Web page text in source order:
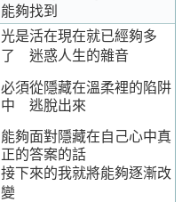
能夠找到
光是活在現在就已經夠多
了 迷惑人生的雜音
必須從隱藏在溫柔裡的陷阱
中 逃脫出來
能夠面對隱藏在自己心中真
正的答案的話
接下來的我就將能夠逐漸改
變